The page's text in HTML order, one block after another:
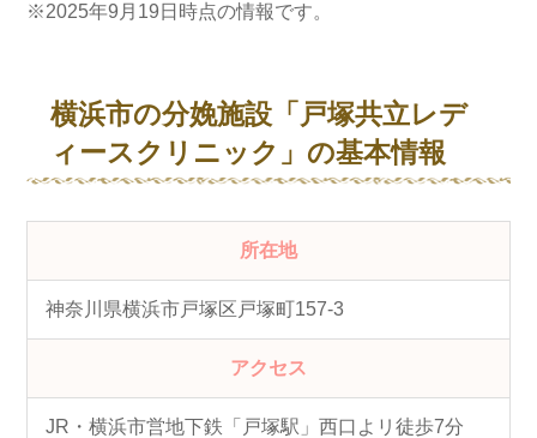
※2025年9月19日時点の情報です。
横浜市の分娩施設 「戸塚共立レデ
ィースクリニック」の基本情報
所在地
神奈川県横浜市戸塚区戸塚町157-3
アクセス
JR・横浜市営地下鉄「戸塚駅」西口よリ徒歩7分